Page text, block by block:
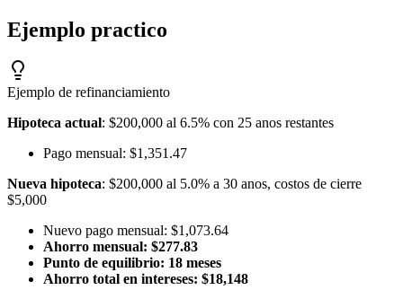
Ejemplo practico
Ejemplo de refinanciamiento
Hipoteca actual: $200,000 al 6.5% con 25 anos restantes
Pago mensual: $1,351.47
Nueva hipoteca: $200,000 al 5.0% a 30 anos, costos de cierre
$5,000
Nuevo pago mensual: $1,073.64
Ahorro mensual: $277.83
Punto de equilibrio: 18 meses
Ahorro total en intereses: $18,148